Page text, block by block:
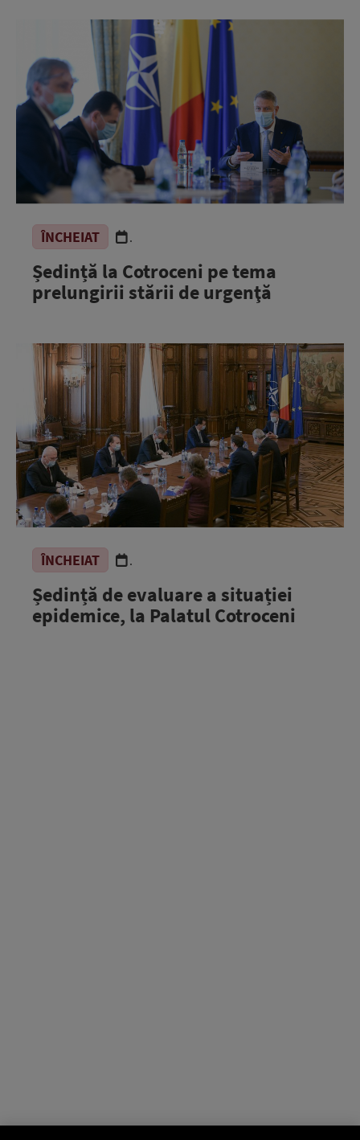
ÎNCHEIAT .
Ședință la Cotroceni pe tema
prelungirii stării de urgenţă
ÎNCHEIAT .
Ședință de evaluare a situației
epidemice, la Palatul Cotroceni